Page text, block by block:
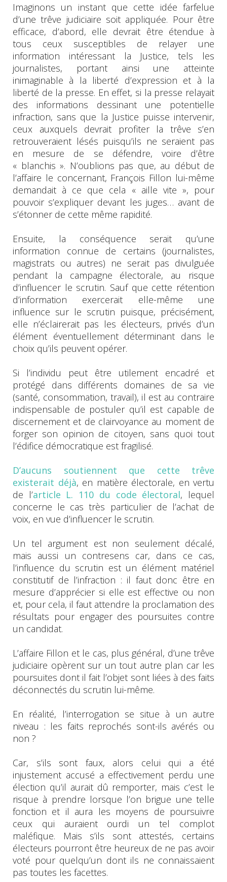
Imaginons un instant que cette idée farfelue
d’une trêve judiciaire soit appliquée. Pour être
efficace, d’abord, elle devrait être étendue à
tous ceux susceptibles de relayer une
information intéressant la Justice, tels les
journalistes, portant ainsi une atteinte
inimaginable à la liberté d’expression et à la
liberté de la presse. En effet, si la presse relayait
des informations dessinant une potentielle
infraction, sans que la Justice puisse intervenir,
ceux auxquels devrait profiter la trêve s’en
retrouveraient lésés puisqu’ils ne seraient pas
en mesure de se défendre, voire d’être
« blanchis ». N’oublions pas que, au début de
l’affaire le concernant, François Fillon lui-même
demandait à ce que cela « aille vite », pour
pouvoir s’expliquer devant les juges… avant de
s’étonner de cette même rapidité.
Ensuite, la conséquence serait qu’une
information connue de certains (journalistes,
magistrats ou autres) ne serait pas divulguée
pendant la campagne électorale, au risque
d’influencer le scrutin. Sauf que cette rétention
d’information exercerait elle-même une
influence sur le scrutin puisque, précisément,
elle n’éclairerait pas les électeurs, privés d’un
élément éventuellement déterminant dans le
choix qu’ils peuvent opérer.
Si l’individu peut être utilement encadré et
protégé dans différents domaines de sa vie
(santé, consommation, travail), il est au contraire
indispensable de postuler qu’il est capable de
discernement et de clairvoyance au moment de
forger son opinion de citoyen, sans quoi tout
l’édifice démocratique est fragilisé.
D’aucuns soutiennent que cette trêve
existerait déjà, en matière électorale, en vertu
de l’article L. 110 du code électoral, lequel
concerne le cas très particulier de l’achat de
voix, en vue d’influencer le scrutin.
Un tel argument est non seulement décalé,
mais aussi un contresens car, dans ce cas,
l’influence du scrutin est un élément matériel
constitutif de l’infraction : il faut donc être en
mesure d’apprécier si elle est effective ou non
et, pour cela, il faut attendre la proclamation des
résultats pour engager des poursuites contre
un candidat.
L’affaire Fillon et le cas, plus général, d’une trêve
judiciaire opèrent sur un tout autre plan car les
poursuites dont il fait l’objet sont liées à des faits
déconnectés du scrutin lui-même.
En réalité, l’interrogation se situe à un autre
niveau : les faits reprochés sont-ils avérés ou
non ?
Car, s’ils sont faux, alors celui qui a été
injustement accusé a effectivement perdu une
élection qu’il aurait dû remporter, mais c’est le
risque à prendre lorsque l’on brigue une telle
fonction et il aura les moyens de poursuivre
ceux qui auraient ourdi un tel complot
maléfique. Mais s’ils sont attestés, certains
électeurs pourront être heureux de ne pas avoir
voté pour quelqu’un dont ils ne connaissaient
pas toutes les facettes.